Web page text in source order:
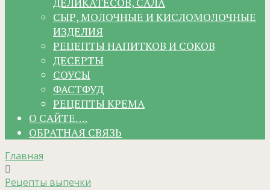
СЫР, МОЛОЧНЫЕ И КИСЛОМОЛОЧНЫЕ
ИЗДЕЛИЯ
РЕЦЕПТЫ НАПИТКОВ И СОКОВ
ДЕСЕРТЫ
СОУСЫ
ФАСТФУД
РЕЦЕПТЫ КРЕМА
О САЙТЕ….
ОБРАТНАЯ СВЯЗЬ
Главная
Рецепты выпечки